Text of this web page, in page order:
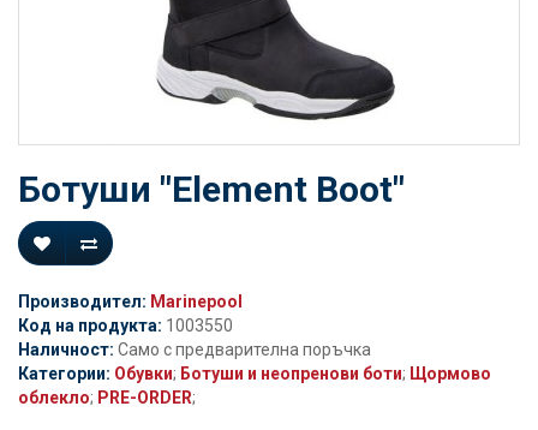
Ботуши "Element Boot"
Производител: Marinepool
Код на продукта: 1003550
Наличност: Само с предварителна поръчка
Категории: Обувки; Ботуши и неопренови боти; Щормово
облекло; PRE-ORDER;